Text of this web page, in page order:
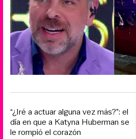
“¿Iré a actuar alguna vez más?”: el
día en que a Katyna Huberman se
le rompió el corazón